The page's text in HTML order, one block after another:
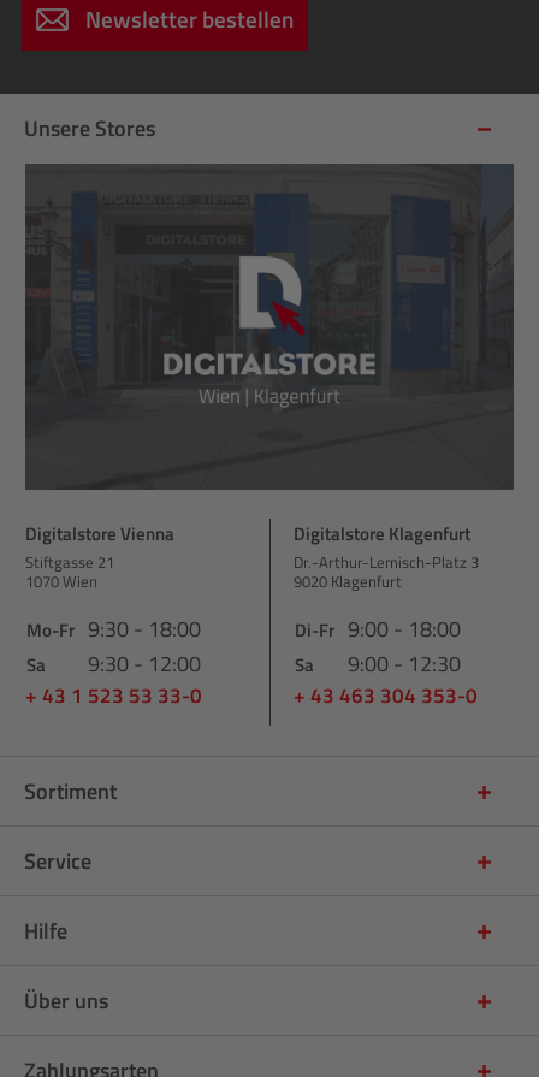
Newsletter bestellen
Unsere Stores
Digitalstore Vienna
Stiftgasse 21
1070 Wien
Mo-Fr 9:30 - 18:00
Sa 9:30 - 12:00
+ 43 1 523 53 33-0
Digitalstore Klagenfurt
Dr.-Arthur-Lemisch-Platz 3
9020 Klagenfurt
Di-Fr 9:00 - 18:00
Sa 9:00 - 12:30
+ 43 463 304 353-0
Sortiment
Service
Hilfe
Über uns
Zahlungsarten